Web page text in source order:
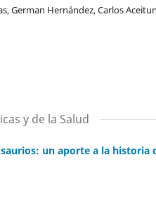
German Hernández, Carlos
y de la Salud
un aporte a la